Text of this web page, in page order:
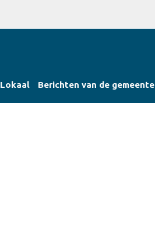
Lokaal Berichten van de gemeente